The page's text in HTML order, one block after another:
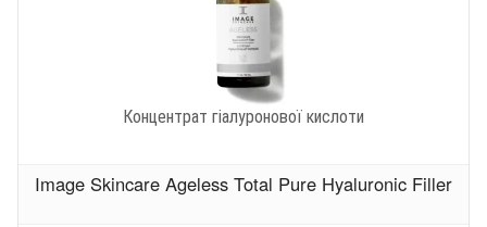
Концентрат гіалуронової кислоти
Image Skincare Ageless Total Pure Hyaluronic Filler